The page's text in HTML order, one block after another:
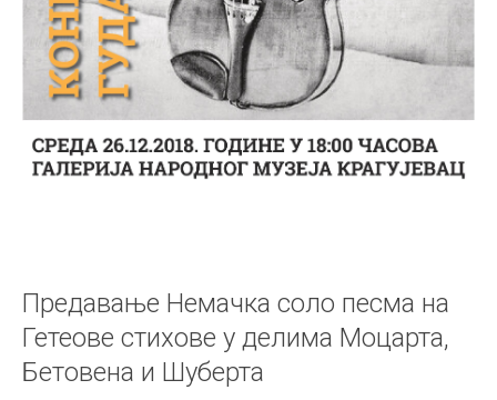
Предавање Немачка соло песма на
Гетеове стихове у делима Моцарта,
Бетовена и Шуберта